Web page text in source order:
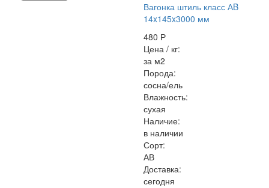
Вагонка штиль класс АB
14x145x3000 мм
480 Р
Цена / кг:
за м2
Порода:
сосна/ель
Влажность:
сухая
Наличие:
в наличии
Сорт:
АВ
Доставка:
сегодня